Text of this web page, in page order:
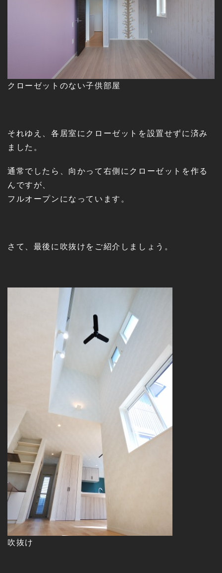
クローゼットのない子供部屋
それゆえ、各居室にクローゼットを設置せずに済み
ました。
通常でしたら、向かって右側にクローゼットを作る
んですが、
フルオープンになっています。
さて、最後に吹抜けをご紹介しましょう。
吹抜け